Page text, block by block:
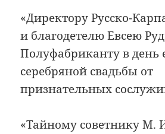
«Директору Русско-
и благодетелю Евсею
Полуфабриканту в день
серебряной свадьбы от
признательных
«Тайному советнику М.